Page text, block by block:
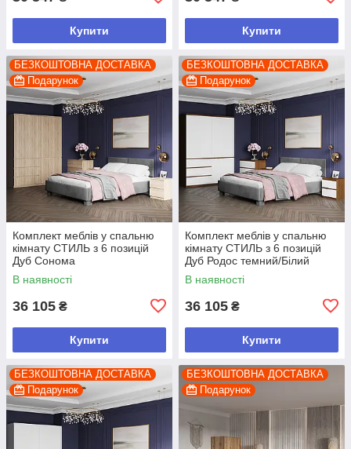
Купити Купити
БЕЗКОШТОВНА ДОСТАВКА
Подарунок
Комплект меблів у спальню
кімнату СТИЛЬ з 6 позицій
Дуб Сонома
В наявності
36 105 ₴
Купити
БЕЗКОШТОВНА ДОСТАВКА
Подарунок
Комплект меблів у спальню
кімнату СТИЛЬ з 6 позицій
Дуб Родос темний/Білий
В наявності
36 105 ₴
Купити
БЕЗКОШТОВНА ДОСТАВКА
Подарунок
БЕЗКОШТОВНА ДОСТАВКА
Подарунок